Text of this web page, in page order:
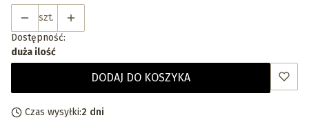
szt.
Dostępność:
duża ilość
DODAJ DO KOSZYKA
Czas wysyłki:2 dni